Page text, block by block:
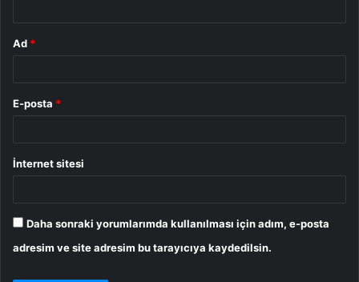
Ad *
E-posta *
İnternet sitesi
Daha sonraki yorumlarımda kullanılması için adım, e-posta
adresim ve site adresim bu tarayıcıya kaydedilsin.